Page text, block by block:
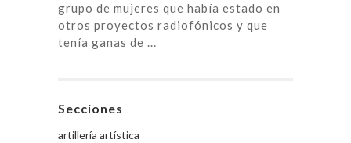
grupo de mujeres que había estado en
otros proyectos radiofónicos y que
tenía ganas de ...
Secciones
artillería artística